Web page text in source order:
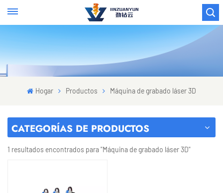
Hogar Productos Máquina de grabado láser 3D
CATEGORÍAS DE PRODUCTOS
1 resultados encontrados para "Máquina de grabado láser 3D"